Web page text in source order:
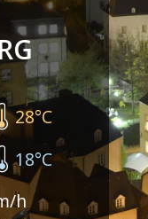
28°C
18°C
h